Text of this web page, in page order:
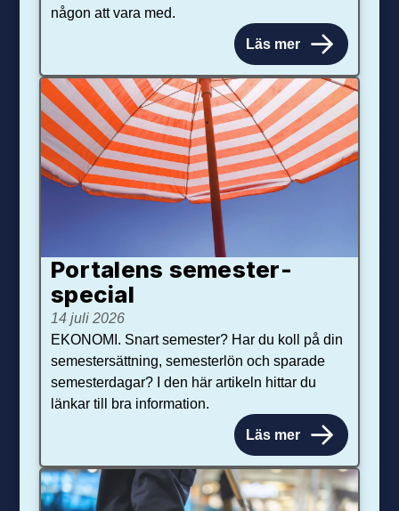
någon att vara med.
Läs mer
Portalens semester­
special
14 juli 2026
EKONOMI. Snart semester? Har du koll på din
semestersättning, semesterlön och sparade
semesterdagar? I den här artikeln hittar du
länkar till bra information.
Läs mer